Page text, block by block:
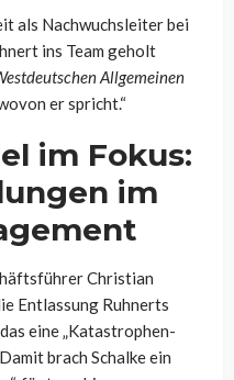
als Nachwuchsleiter bei
ins Team geholt
Allgemeinen
er spricht.“
im Fokus:
im
Christian
Entlassung Ruhnerts
eine „Katastrophen-
brach Schalke ein